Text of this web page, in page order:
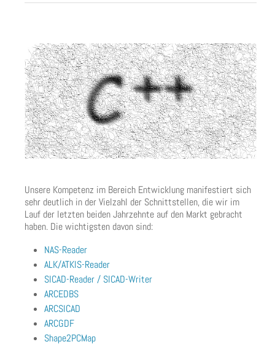
Unsere Kompetenz im Bereich Entwicklung manifestiert sich
sehr deutlich in der Vielzahl der Schnittstellen, die wir im
Lauf der letzten beiden Jahrzehnte auf den Markt gebracht
haben. Die wichtigsten davon sind:
NAS-Reader
ALK/ATKIS-Reader
SICAD-Reader / SICAD-Writer
ARCEDBS
ARCSICAD
ARCGDF
Shape2PCMap